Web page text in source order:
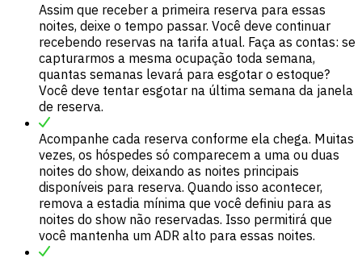
Assim que receber a primeira reserva para essas
noites, deixe o tempo passar. Você deve continuar
recebendo reservas na tarifa atual. Faça as contas: se
capturarmos a mesma ocupação toda semana,
quantas semanas levará para esgotar o estoque?
Você deve tentar esgotar na última semana da janela
de reserva.
Acompanhe cada reserva conforme ela chega. Muitas
vezes, os hóspedes só comparecem a uma ou duas
noites do show, deixando as noites principais
disponíveis para reserva. Quando isso acontecer,
remova a estadia mínima que você definiu para as
noites do show não reservadas. Isso permitirá que
você mantenha um ADR alto para essas noites.